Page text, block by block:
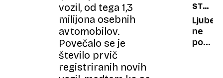
vozil, od tega 1,3
milijona osebnih
avtomobilov.
Povečalo se je
število prvič
registriranih novih
že
več
ne
pozna